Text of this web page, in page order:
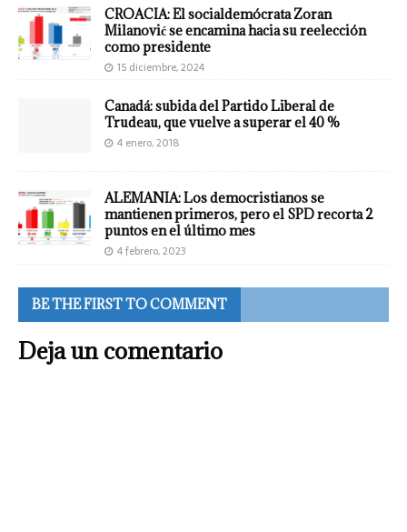
CROACIA: El socialdemócrata Zoran
Milanović se encamina hacia su reelección
como presidente
15 diciembre, 2024
Canadá: subida del Partido Liberal de
Trudeau, que vuelve a superar el 40 %
4 enero, 2018
ALEMANIA: Los democristianos se
mantienen primeros, pero el SPD recorta 2
puntos en el último mes
4 febrero, 2023
BE THE FIRST TO COMMENT
Deja un comentario